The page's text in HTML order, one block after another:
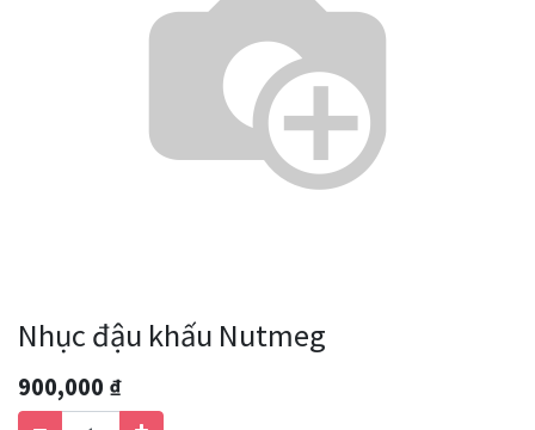
Nhục đậu khấu Nutmeg
900,000 ₫